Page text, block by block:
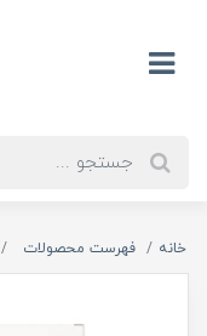
خانه فهرست محصولات